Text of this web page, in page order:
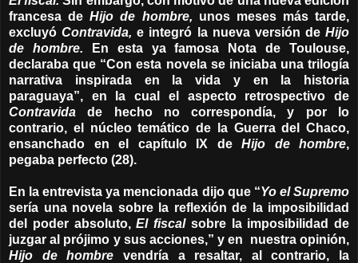
francesa deHijo de hombre, unos meses más tarde,
excluyóContravida,e integró la nueva versión de Hijo
de hombre. En esta ya famosa Nota de Toulouse,
declaraba que “Con esta novela se iniciaba una trilogía
narrativa inspirada en la vida y en la historia
paraguaya”, en la cual el aspecto retrospectivo de
Contravidade hecho no correspondía, y por lo
contrario, el núcleo temático de la Guerra del Chaco,
ensanchado en el capítulo IX de Hijo de hombre,
pegaba perfecto (28).
En la entrevista ya mencionada dijo que “Yo el Supremo
sería una novela sobre la reflexión de la imposibilidad
del poder absoluto,El fiscalsobre la imposibilidad de
juzgar al prójimo y sus acciones,” y en nuestra opinión,
Hijo de hombre vendría a resaltar, al contrario, la